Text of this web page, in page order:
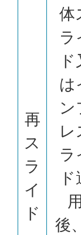
再
ス
ラ
イ
ド
体
ラ
ド
は
ン
レ
ラ
ド
用
後